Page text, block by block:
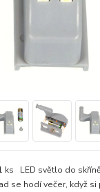
ks LED světlo do
se hodí večer, když